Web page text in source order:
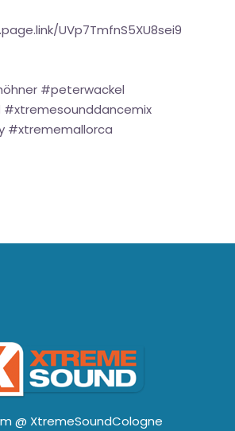
UVp7TmfnS5XU8sei9
#peterwackel
#xtrememallorca
@ XtremeSoundCologne